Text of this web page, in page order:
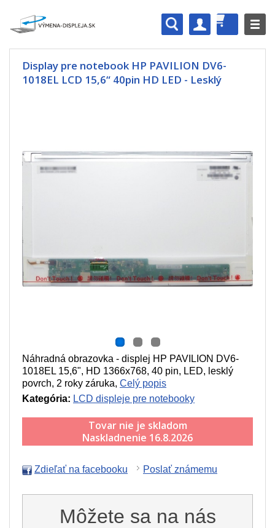
Display pre notebook HP PAVILION DV6-
1018EL LCD 15,6“ 40pin HD LED - Lesklý
Náhradná obrazovka - displej HP PAVILION DV6-
1018EL 15,6", HD 1366x768, 40 pin, LED, lesklý
povrch, 2 roky záruka, Celý popis
Kategória: LCD displeje pre notebooky
Tovar nie je skladom
Naskladnenie 16.8.2026
Zdieľať na facebooku Poslať známemu
Môžete sa na nás